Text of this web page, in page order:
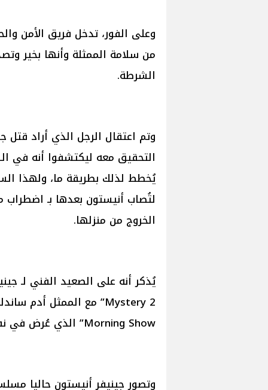
وعلى الفور، تدخل فريق الأمن
من سلامة الممثلة وأنها بخير
الشرطة.
وتم اعتقال الرجل الذي أراد قتل
التحقيق معه ليكتشفوا أنه في
يُخطط لذلك بطريقة ما، ولهذا
لتُصاب أنيستون بعدها بـ
الخروج من منزلها.
Morning Show” الذي عُرض في نفس العام.